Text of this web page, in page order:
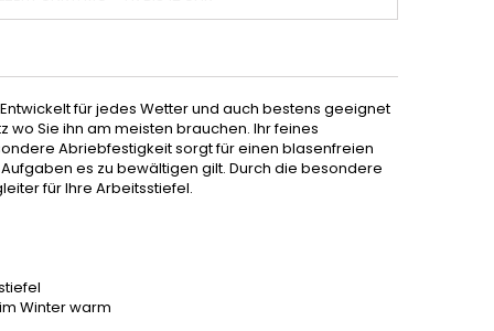
für jedes Wetter und auch bestens geeignet
Sie ihn am meisten brauchen. Ihr feines
Abriebfestigkeit sorgt für einen blasenfreien
es zu bewältigen gilt. Durch die besondere
für Ihre Arbeitsstiefel.
Winter warm